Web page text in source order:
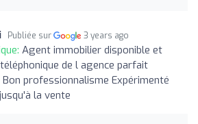
Publiée sur 3 years ago
Agent immobilier disponible et
de l agence parfait
professionnalisme Expérimenté
la vente